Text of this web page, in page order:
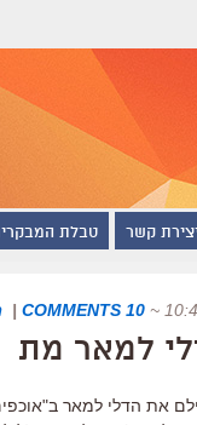
קשר טבלת
~
10 COMMENTS
|
למאר מת